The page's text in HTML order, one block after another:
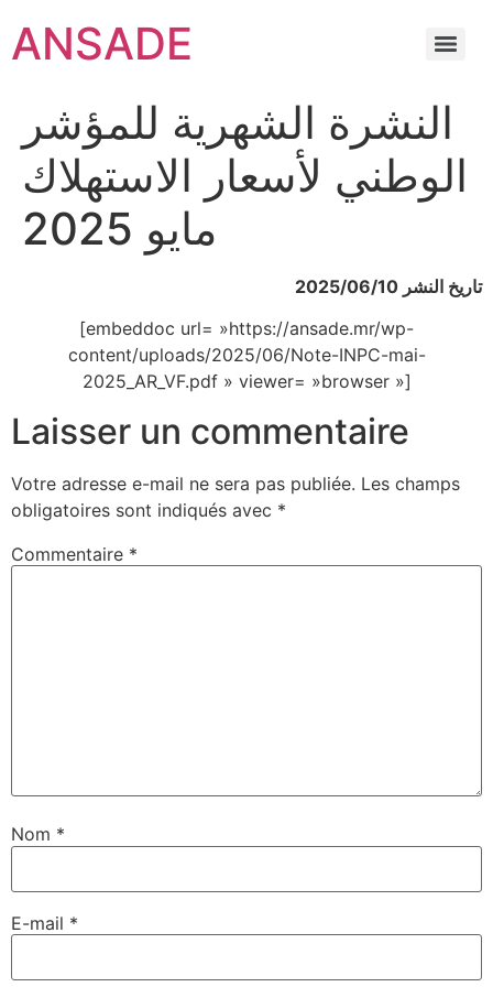
ANSADE
النشرة الشهرية للمؤشر
الوطني لأسعار الاستهلاك
مايو 2025
تاريخ النشر 2025/06/10
[embeddoc url= »https://ansade.mr/wp-
content/uploads/2025/06/Note-INPC-mai-
2025_AR_VF.pdf » viewer= »browser »]
Laisser un commentaire
Votre adresse e-mail ne sera pas publiée. Les champs
obligatoires sont indiqués avec *
Commentaire *
Nom *
E-mail *